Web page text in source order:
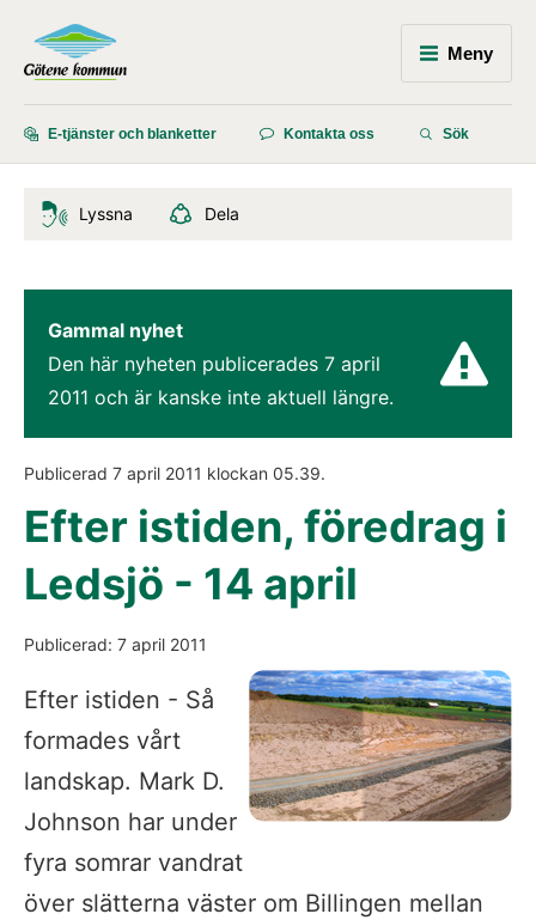
Meny
E-tjänster och blanketter Kontakta oss Sök
Lyssna Dela
Gammal nyhet
Den här nyheten publicerades 7 april
2011 och är kanske inte aktuell längre.
Publicerad 7 april 2011 klockan 05.39.
Efter istiden, föredrag i
Ledsjö - 14 april
Publicerad: 7 april 2011
Efter istiden - Så
formades vårt
landskap. Mark D.
Johnson har under
fyra somrar vandrat
över slätterna väster om Billingen mellan